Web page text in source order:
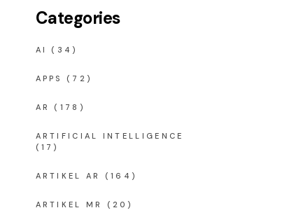
Categories
AI (34)
APPS (72)
AR (178)
ARTIFICIAL INTELLIGENCE
(17)
ARTIKEL AR (164)
ARTIKEL MR (20)